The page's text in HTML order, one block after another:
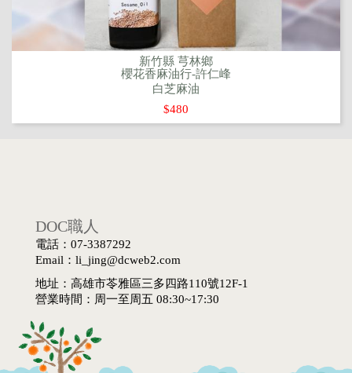
新竹縣 芎林鄉
櫻花香麻油行-許仁峰
白芝麻油
$480
DOC職人
電話：07-3387292
Email：li_jing@dcweb2.com
地址：高雄市苓雅區三多四路110號12F-1
營業時間：周一至周五 08:30~17:30